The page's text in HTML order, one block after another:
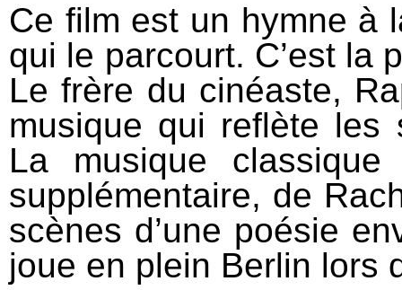
Ce film est un hymne à
qui le parcourt. C’est la
Le frère du cinéaste,
musique qui reflète les
La musique
supplémentaire, de
scènes d’une poésie
joue en plein Berlin lors